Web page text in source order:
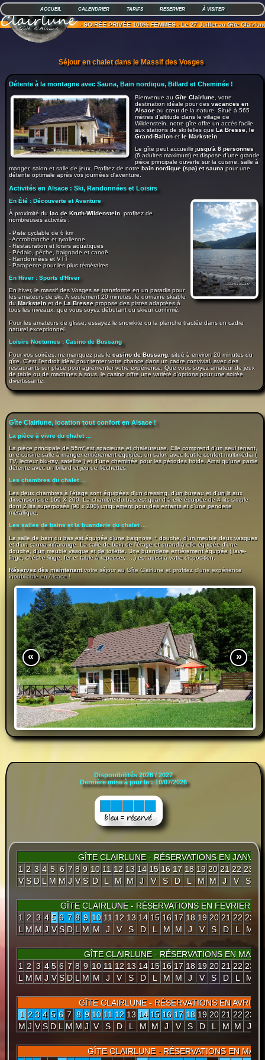
ACCUEIL CALENDRIER TARIFS RESERVER À VISITER
- SOIRÉE PRIVÉE 100% FEMMES - Le 27 Juillet au Gîte Clairlune.
Séjour en chalet dans le Massif des Vosges
Détente à la montagne avec Sauna, Bain nordique, Billard et Cheminée !
Bienvenue au Gîte Clairlune , votre
destination idéale pour des vacances en
Alsace au cœur de la nature. Situé à 565
mètres d'altitude dans le village de
Wildenstein, notre gîte offre un accès facile
aux stations de ski telles que La Bresse le
Grand-Ballon et le Markstein
Le gîte peut accueillirjusqu'à 8 personnes
(6 adultes maximum) et dispose d'une grande
pièce principale ouverte sur la cuisine, salle à
manger, salon et salle de jeux. Profitez de notrebain nordique (spa) et sauna pour une
détente optimale après vos journées d'aventure.
Activités en Alsace : Ski, Randonnées et Loisirs
En Été : Découverte et Aventure
À proximité dulac de Kruth-Wildenstein, profitez de
nombreuses activités :
- Piste cyclable de 6 km
- Accrobranche et tyrolienne
- Restauration et loisirs aquatiques
- Pédalo, pêche, baignade et canoë
- Randonnées et VTT
- Parapente pour les plus téméraires
En Hiver : Sports d'Hiver
En hiver, le massif des Vosges se transforme en un paradis pour
les amateurs de ski. À seulement 20 minutes, le domaine skiable
du Marksteinet de La Bresse propose des pistes adaptées à
tous les niveaux, que vous soyez débutant ou skieur confirmé.
Pour les amateurs de glisse, essayez le snowkite ou la planche tractée dans un cadre
naturel exceptionnel.
Loisirs Nocturnes : Casino de Bussang
Pour vos soirées, ne manquez pas lecasino de Bussang, situé à environ 20 minutes du
gîte. C'est l'endroit idéal pour tenter votre chance dans un cadre convivial, avec des
restaurants sur place pour agrémenter votre expérience. Que vous soyez amateur de jeux
de table ou de machines à sous, le casino offre une variété d'options pour une soirée
divertissante.
Gîte Clairlune, location tout confort en Alsace !
La pièce à vivre du chalet ...
La pièce principale de 55m² est spacieuse et chaleureuse. Elle comprend d'un seul tenant,
une cuisine salle à manger entièrement équipée, un salon avec tout le confort multimédia (
TV, lecteur blu-ray, satellite ) et d'une cheminée pour les périodes froide. Ainsi qu'une partie
détente avec un billard et jeu de fléchettes.
Les chambres du chalet ...
Les deux chambres à l'étage sont équipées d'un dressing, d'un bureau et d'un lit aux
dimensions de 160 X 200. La chambre du bas est quand à elle équipée de 4 lits simple
dont 2 lits superposés (90 x 200) uniquement pour des enfants et d'une penderie
métallique.
Les salles de bains et la buanderie du chalet ...
La salle de bain du bas est équipée d'une baignoire + douche, d'un meuble deux vasques
et d'un sauna infrarouge. La salle de bain de l'étage et quand à elle équipée d'une
douche, d'un meuble vasque et de toilette. Une buanderie entièrement équipée ( lave-
linge, chèche-linge, fer et table à repasser, ....) est aussi à votre disposition.
Réservez dès maintenantvotre séjour au Gîte Clairlune et profitez d'une expérience
inoubliable en Alsace !
Disponibilités 2026 / 2027
Dernière mise à jour le : 10/07/2026
GÎTE CLAIRLUNE - RÉSERVATIONS EN
1 2 3 4 5 6 7 8 9 10 11 12 13 14 15 16 17 18 19 20 21 22 23
V S D L M M J V S D L M M J V S D L M M J V S
GÎTE CLAIRLUNE - RÉSERVATIONS EN FEVRIER
1 2 3 4 5 6 7 8 9 10 11 12 13 14 15 16 17 18 19 20 21 22 23
L M M J V S D L M M J V S D L M M J V S D L M
GÎTE CLAIRLUNE - RÉSERVATIONS EN MARS
1 2 3 4 5 6 7 8 9 10 11 12 13 14 15 16 17 18 19 20 21 22 23
L M M J V S D L M M J V S D L M M J V S D L M
GÎTE CLAIRLUNE - RÉSERVATIONS EN AVRIL
1 2 3 4 5 6 7 8 9 10 11 12 13 14 15 16 17 18 19 20 21 22 23
M J V S D L M M J V S D L M M J V S D L M M J
GÎTE CLAIRLUNE - RÉSERVATIONS EN MAI